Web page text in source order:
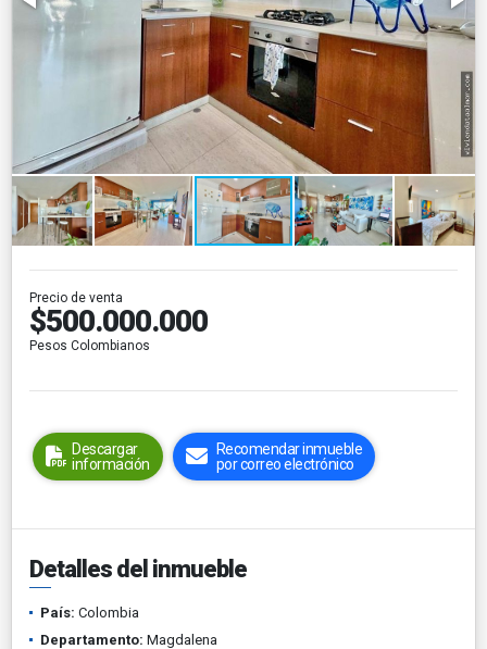
Precio de venta
$500.000.000
Pesos Colombianos
Descargar
información
Recomendar inmueble
por correo electrónico
Detalles del inmueble
País: Colombia
Departamento: Magdalena